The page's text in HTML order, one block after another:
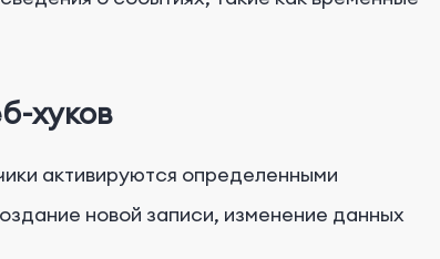
хуков
активируются определенными
новой записи, изменение данных